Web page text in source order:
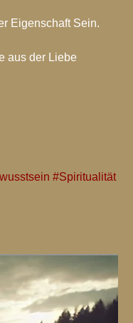
Eigenschaft Sein.
aus der Liebe
#Spiritualität